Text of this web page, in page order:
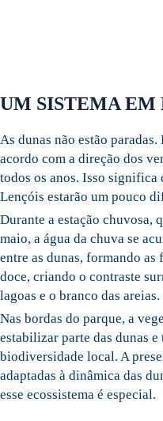
UM SISTEMA
As dunas não estão paradas.
acordo com a direção dos
todos os anos. Isso significa
Lençóis estarão um pouco
Durante a estação chuvosa,
maio, a água da chuva se
entre as dunas, formando as
doce, criando o contraste
lagoas e o branco das areias.
Nas bordas do parque, a
estabilizar parte das dunas
biodiversidade local. A
adaptadas à dinâmica das
esse ecossistema é especial.